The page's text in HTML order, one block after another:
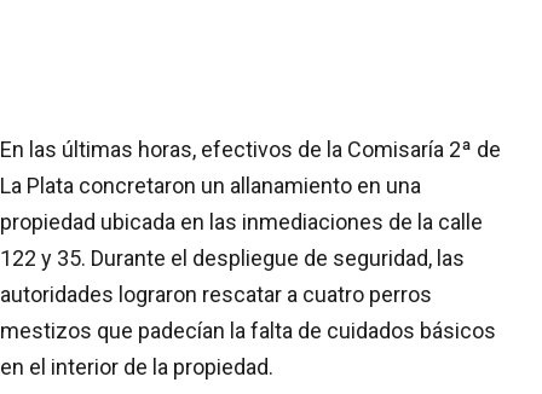
En las últimas horas, efectivos de la Comisaría 2ª de
La Plata concretaron un allanamiento en una
propiedad ubicada en las inmediaciones de la calle
122 y 35. Durante el despliegue de seguridad, las
autoridades lograron rescatar a cuatro perros
mestizos que padecían la falta de cuidados básicos
en el interior de la propiedad.